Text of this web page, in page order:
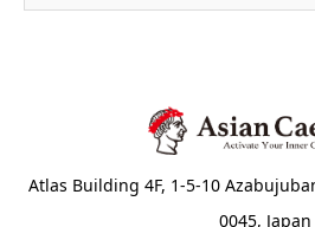
Atlas Building 4F, 1-5-10
0045, Japan